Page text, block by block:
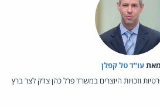
מאת‏עו"ד טל קפלן
וזכויות היוצרים במשרד פרל כהן צדק לצר ברץ